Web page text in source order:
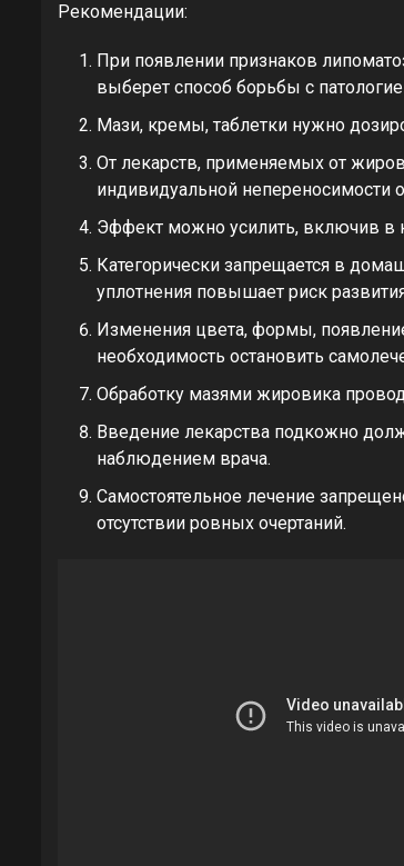
Рекомендации:
При появлении признаков
выберет способ борьбы с
Мази, кремы, таблетки нужно
От лекарств, применяемых от
индивидуальной непереносимости
Эффект можно усилить, включив в
Категорически запрещается в
уплотнения повышает риск
Изменения цвета, формы,
необходимость остановить
Обработку мазями жировика
Введение лекарства подкожно
наблюдением врача.
Самостоятельное лечение
отсутствии ровных очертаний.